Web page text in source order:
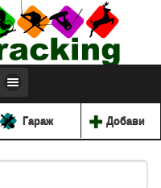
Гараж Добави